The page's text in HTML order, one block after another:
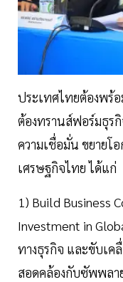
ประเทศไทยต้องพร้
ต้องทรานส์ฟอร์มธุร
ความเชื่อมั่น ขยายโ
เศรษฐกิจไทย ได้แก่
1) Build Business
Investment in
ทางธุรกิจ และขับเค
สอดคล้องกับซัพพลา